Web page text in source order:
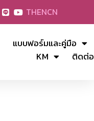
THENCN
แบบฟอร์มและคู่มือ
KM
ติดต่อ